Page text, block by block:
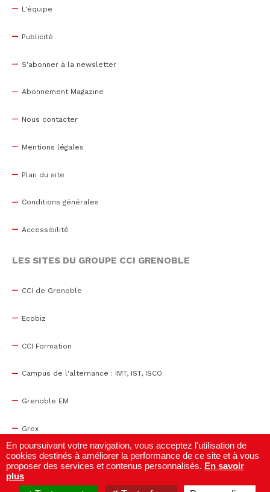
L'équipe
Publicité
S'abonner à la newsletter
Abonnement Magazine
Nous contacter
Mentions légales
Plan du site
Conditions générales
Accessibilité
LES SITES DU GROUPE CCI GRENOBLE
CCI de Grenoble
Ecobiz
CCI Formation
Campus de l'alternance : IMT, IST, ISCO
Grenoble EM
Grex
WTC Grenoble
Centre de congrès
En poursuivant votre navigation, vous acceptez l'utilisation de
cookies destinés à améliorer la performance de ce site et à vous
proposer des services et contenus personnalisés. En savoir
plus